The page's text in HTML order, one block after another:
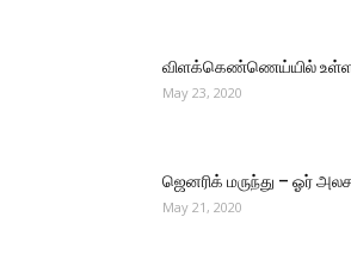
விளக்கெண்ணெய்யில்
May 23, 2020
ஜெனரிக் மருந்து – ஓர்
May 21, 2020